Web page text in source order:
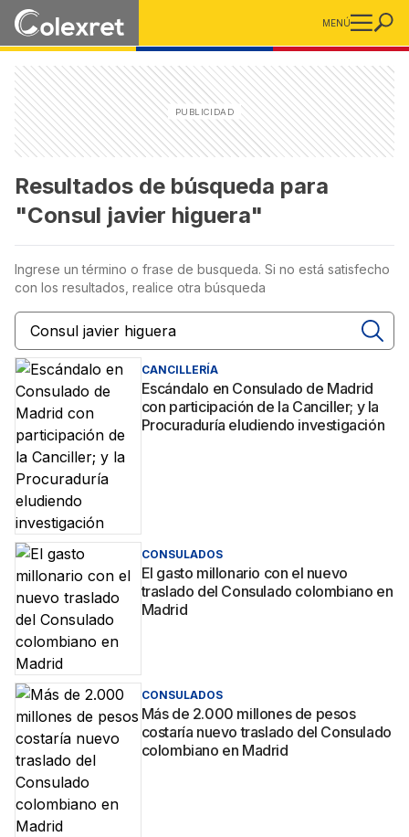
MENÚ
Resultados de búsqueda para
"Consul javier higuera"
Ingrese un término o frase de busqueda. Si no está satisfecho
con los resultados, realice otra búsqueda
CANCILLERÍA
Escándalo en Consulado de Madrid
con participación de la Canciller; y la
Procuraduría eludiendo investigación
CONSULADOS
El gasto millonario con el nuevo
traslado del Consulado colombiano en
Madrid
CONSULADOS
Más de 2.000 millones de pesos
costaría nuevo traslado del Consulado
colombiano en Madrid